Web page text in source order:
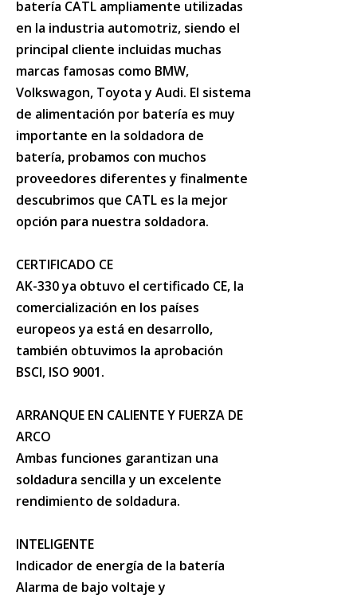
batería CATL ampliamente utilizadas
en la industria automotriz, siendo el
principal cliente incluidas muchas
marcas famosas como BMW,
Volkswagon, Toyota y Audi. El sistema
de alimentación por batería es muy
importante en la soldadora de
batería, probamos con muchos
proveedores diferentes y finalmente
descubrimos que CATL es la mejor
opción para nuestra soldadora.
CERTIFICADO CE
AK-330 ya obtuvo el certificado CE, la
comercialización en los países
europeos ya está en desarrollo,
también obtuvimos la aprobación
BSCI, ISO 9001.
ARRANQUE EN CALIENTE Y FUERZA DE
ARCO
Ambas funciones garantizan una
soldadura sencilla y un excelente
rendimiento de soldadura.
INTELIGENTE
Indicador de energía de la batería
Alarma de bajo voltaje y